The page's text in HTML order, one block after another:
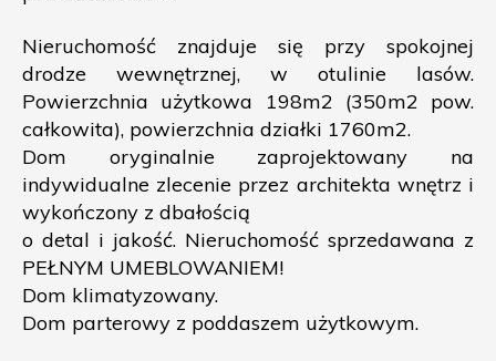
Nieruchomość znajduje się przy spokojnej
drodze wewnętrznej, w otulinie lasów.
Powierzchnia użytkowa 198m2 (350m2 pow.
całkowita), powierzchnia działki 1760m2.
Dom oryginalnie zaprojektowany na
indywidualne zlecenie przez architekta wnętrz i
wykończony z dbałością
o detal i jakość. Nieruchomość sprzedawana z
PEŁNYM UMEBLOWANIEM!
Dom klimatyzowany.
Dom parterowy z poddaszem użytkowym.